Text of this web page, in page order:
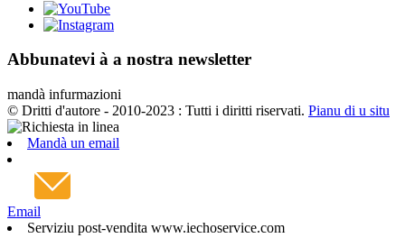
Abbunatevi à a nostra newsletter
mandà infurmazioni
© Dritti d'autore - 2010-2023 : Tutti i diritti riservati. Pianu di u situ
Mandà un email
Email
Serviziu post-vendita www.iechoservice.com